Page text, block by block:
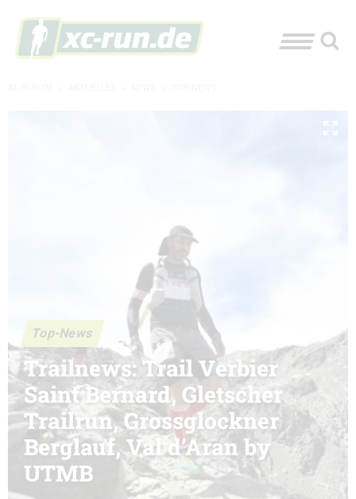
Top-News
Trailnews: Trail Verbier
Saint Bernard, Gletscher
Trailrun, Grossglockner
Berglauf, Val d’Aran by
UTMB